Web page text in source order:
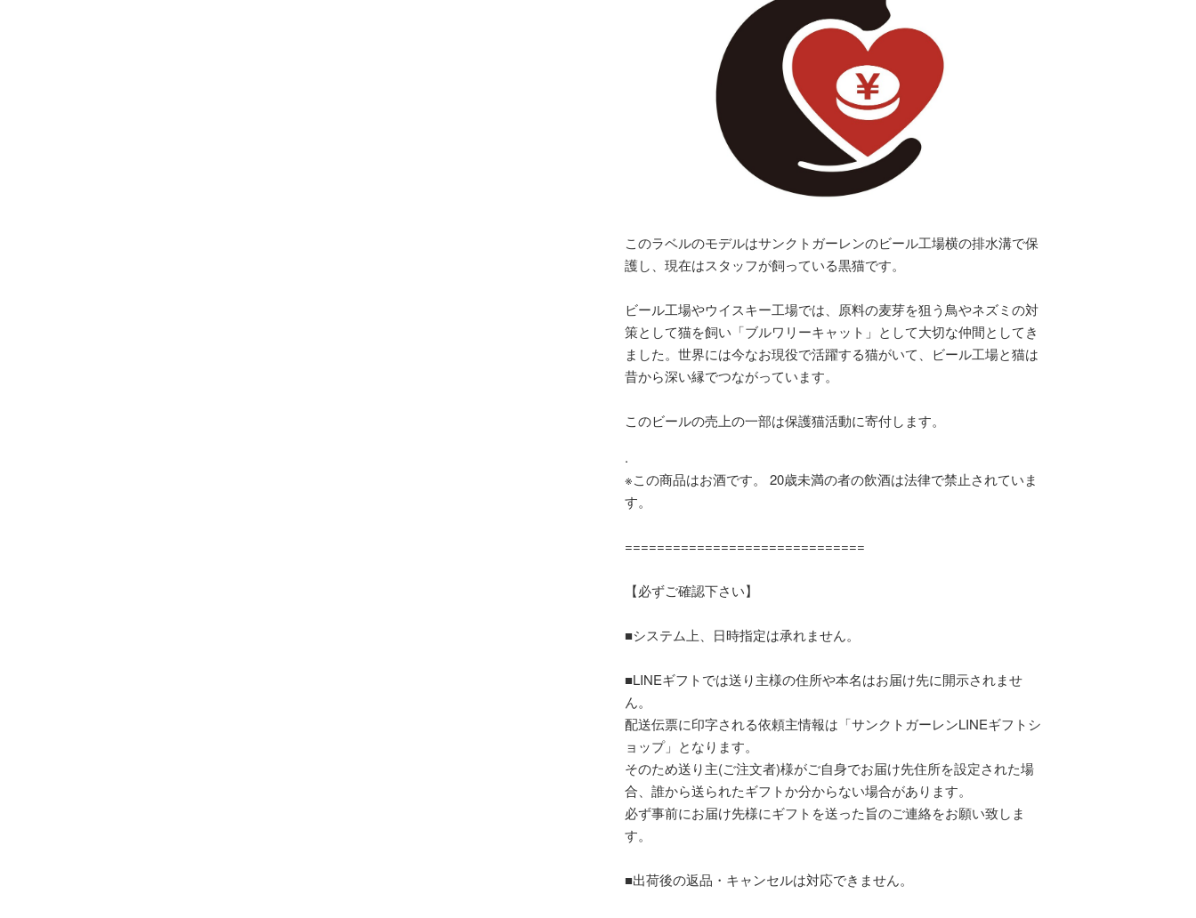
このラベルのモデルはサンクトガーレンのビール工場横の排水溝で保
護し、現在はスタッフが飼っている黒猫です。
ビール工場やウイスキー工場では、原料の麦芽を狙う鳥やネズミの対
策として猫を飼い「ブルワリーキャット」として大切な仲間としてき
ました。世界には今なお現役で活躍する猫がいて、ビール工場と猫は
昔から深い縁でつながっています。
このビールの売上の一部は保護猫活動に寄付します。
.
※この商品はお酒です。 20歳未満の者の飲酒は法律で禁止されていま
す。
==============================
【必ずご確認下さい】
■システム上、日時指定は承れません。
■LINEギフトでは送り主様の住所や本名はお届け先に開示されませ
ん。
配送伝票に印字される依頼主情報は「サンクトガーレンLINEギフトシ
ョップ」となります。
そのため送り主(ご注文者)様がご自身でお届け先住所を設定された場
合、誰から送られたギフトか分からない場合があります。
必ず事前にお届け先様にギフトを送った旨のご連絡をお願い致しま
す。
■出荷後の返品・キャンセルは対応できません。